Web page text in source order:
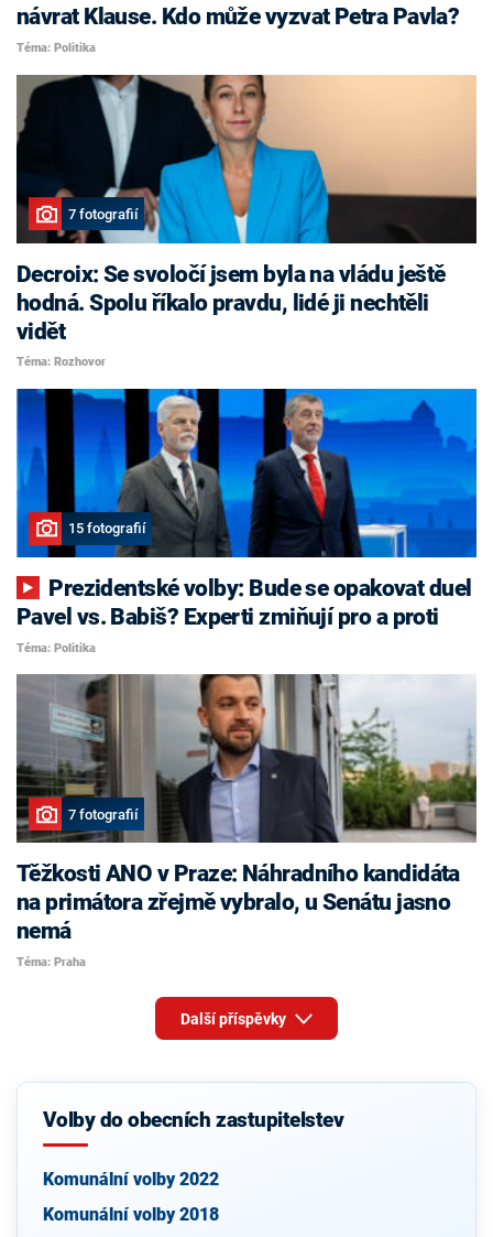
návrat Klause. Kdo může vyzvat Petra Pavla?
Téma: Politika
7 fotografií
Decroix: Se svoločí jsem byla na vládu ještě
hodná. Spolu říkalo pravdu, lidé ji nechtěli
vidět
Téma: Rozhovor
15 fotografií
Pavel vs. Babiš? Experti zmiňují pro a proti
Téma: Politika
7 fotografií
Těžkosti ANO v Praze: Náhradního kandidáta
na primátora zřejmě vybralo, u Senátu jasno
nemá
Téma: Praha
Další příspěvky
Volby do obecních zastupitelstev
Komunální volby 2022
Komunální volby 2018